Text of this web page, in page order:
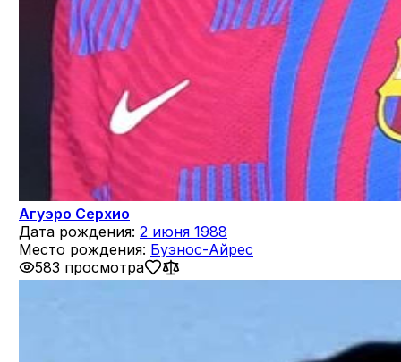
Агуэро Серхио
Дата рождения: 2 июня 1988
Место рождения: Буэнос-Айрес
583 просмотра